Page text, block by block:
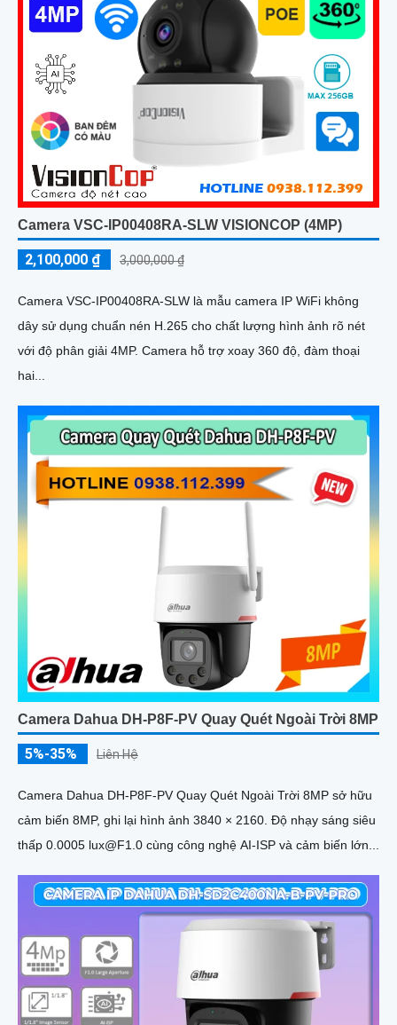
Camera VSC-IP00408RA-SLW VISIONCOP (4MP)
2,100,000 ₫ 3,000,000 ₫
Camera VSC-IP00408RA-SLW là mẫu camera IP WiFi không
dây sử dụng chuẩn nén H.265 cho chất lượng hình ảnh rõ nét
với độ phân giải 4MP. Camera hỗ trợ xoay 360 độ, đàm thoại
hai...
Camera Dahua DH-P8F-PV Quay Quét Ngoài Trời 8MP
5%-35% Liên Hệ
Camera Dahua DH-P8F-PV Quay Quét Ngoài Trời 8MP sở hữu
cảm biến 8MP, ghi lại hình ảnh 3840 × 2160. Độ nhạy sáng siêu
thấp 0.0005 lux@F1.0 cùng công nghệ AI-ISP và cảm biến lớn...